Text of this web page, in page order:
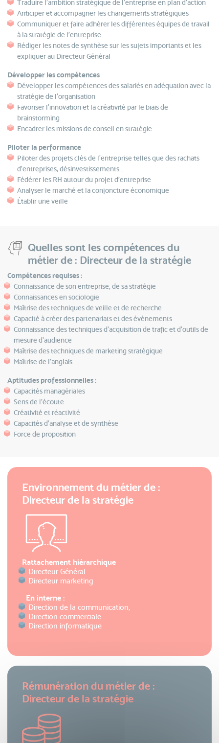
Traduire l'ambition stratégique de l'entreprise en plan d'action
Anticiper et accompagner les changements stratégiques
Communiquer et faire adhérer les différentes équipes de travail
à la stratégie de l’entreprise
Rédiger les notes de synthèse sur les sujets importants et les
expliquer au Directeur Général
Développer les compétences
Développer les compétences des salariés en adéquation avec la
stratégie de l'organisation
Favoriser l'innovation et la créativité par le biais de
brainstorming
Encadrer les missions de conseil en stratégie
Piloter la performance
Piloter des projets clés de l’entreprise telles que des rachats
d’entreprises, désinvestissements…
Fédérer les RH autour du projet d'entreprise
Analyser le marché et la conjoncture économique
Établir une veille
Quelles sont les compétences du
métier de : Directeur de la stratégie
Compétences requises :
Connaissance de son entreprise, de sa stratégie
Connaissances en sociologie
Maîtrise des techniques de veille et de recherche
Capacité à créer des partenariats et des évènements
Connaissance des techniques d’acquisition de trafic et d’outils de
mesure d’audience
Maîtrise des techniques de marketing stratégique
Maîtrise de l’anglais
Aptitudes professionnelles :
Capacités managériales
Sens de l’écoute
Créativité et réactivité
Capacités d'analyse et de synthèse
Force de proposition
Environnement du métier de :
Directeur de la stratégie
Rattachement hiérarchique
Directeur Général
Directeur marketing
En interne :
Direction de la communication,
Direction commerciale
Direction informatique
Rémunération du métier de :
Directeur de la stratégie